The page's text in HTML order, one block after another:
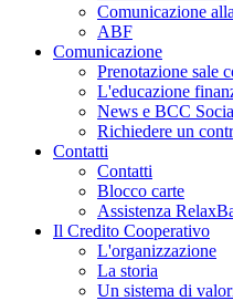
Comunicazione
ABF
Comunicazione
Prenotazione sale
L'educazione
News e BCC
Richiedere un
Contatti
Contatti
Blocco carte
Assistenza
Il Credito Cooperativo
L'organizzazione
La storia
Un sistema di